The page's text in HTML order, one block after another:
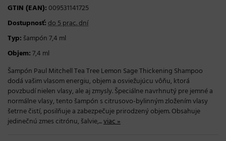
GTIN (EAN):009531141725
Dostupnosť:do 5 prac. dní
Typ: šampón 7,4 ml
Objem:7,4 ml
Šampón Paul Mitchell Tea Tree Lemon Sage Thickening Shampoo
dodá vašim vlasom energiu, objem a osviežujúcu vôňu, ktorá
povzbudí nielen vlasy, ale aj zmysly. Špeciálne navrhnutý pre jemné a
normálne vlasy, tento šampón s citrusovo-bylinným zložením vlasy
šetrne čistí, posilňuje a zabezpečuje prirodzený objem. Obsahuje
jedinečnú zmes citrónu, šalvie,...viac »